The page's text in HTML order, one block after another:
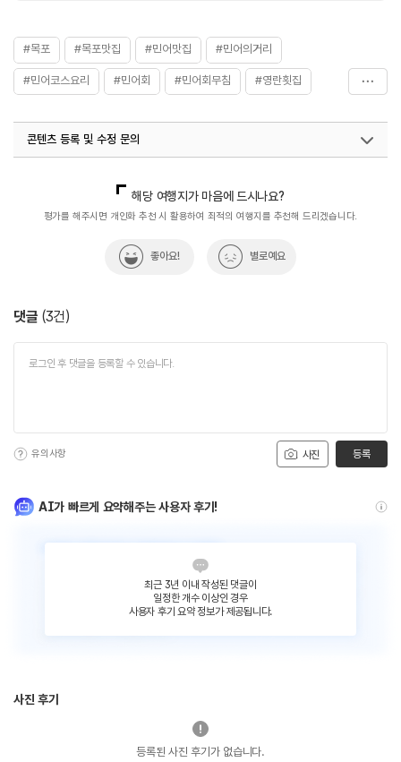
#목포 #목포맛집 #민어맛집 #민어의거리
#민어코스요리 #민어회 #민어회무침 #영란횟집
콘텐츠 등록 및 수정 문의
해당 여행지가 마음에 드시나요?
평가를 해주시면 개인화 추천 시 활용하여 최적의 여행지를 추천해 드리겠습니다.
좋아요! 별로예요
댓글 (3건)
사진
유의사항 등록
AI가 빠르게 요약해주는 사용자 후기!
최근 3년 이내 작성된 댓글이
일정한 개수 이상인 경우
사용자 후기 요약 정보가 제공됩니다.
사진 후기
등록된 사진 후기가 없습니다.